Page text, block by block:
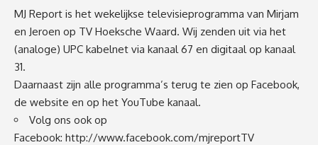
MJ Report is het wekelijkse televisieprogramma van Mirjam
en Jeroen op TV Hoeksche Waard. Wij zenden uit via het
(analoge) UPC kabelnet via kanaal 67 en digitaal op kanaal
31.
Daarnaast zijn alle programma’s terug te zien op Facebook,
de website en op het YouTube kanaal.
Volg ons ook op
Facebook: http://www.facebook.com/mjreportTV